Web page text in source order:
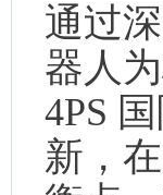
通过
器人
4PS
新，